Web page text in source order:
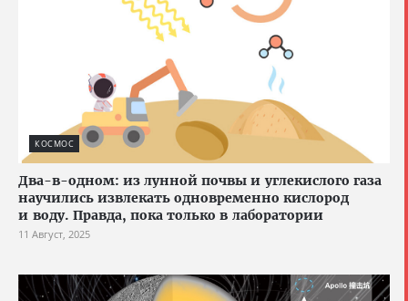
КОСМОС
Два-в-одном: из лунной почвы и углекислого газа
научились извлекать одновременно кислород
и воду. Правда, пока только в лаборатории
11 Август, 2025